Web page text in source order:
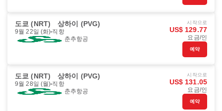
도쿄 (NRT) 상하이 (PVG)
9월 22일 (화) 직항
춘추항공
시작으로
US$ 129.77
요금/인
예약
도쿄 (NRT) 상하이 (PVG)
9월 28일 (월) 직항
춘추항공
시작으로
US$ 131.05
요금/인
예약